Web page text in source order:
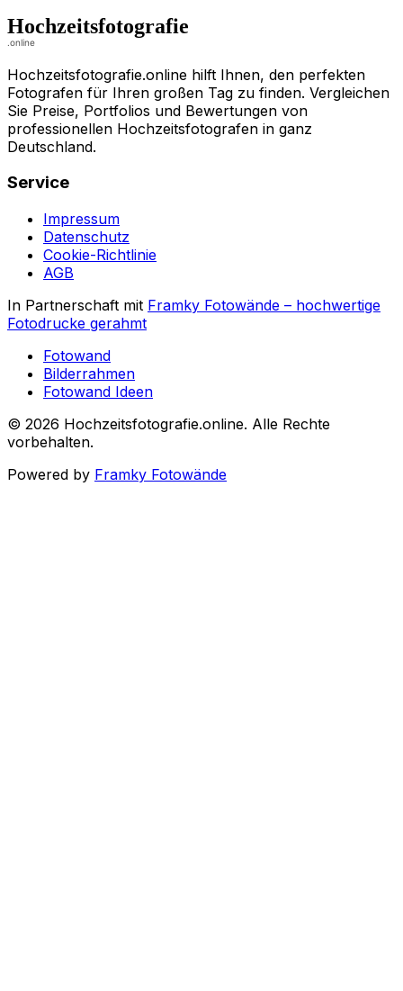
Hochzeitsfotografie.online hilft Ihnen, den perfekten
Fotografen für Ihren großen Tag zu finden. Vergleichen
Sie Preise, Portfolios und Bewertungen von
professionellen Hochzeitsfotografen in ganz
Deutschland.
Service
Impressum
Datenschutz
Cookie-Richtlinie
AGB
In Partnerschaft mit Framky Fotowände – hochwertige
Fotodrucke gerahmt
Fotowand
Bilderrahmen
Fotowand Ideen
© 2026 Hochzeitsfotografie.online. Alle Rechte
vorbehalten.
Powered by Framky Fotowände